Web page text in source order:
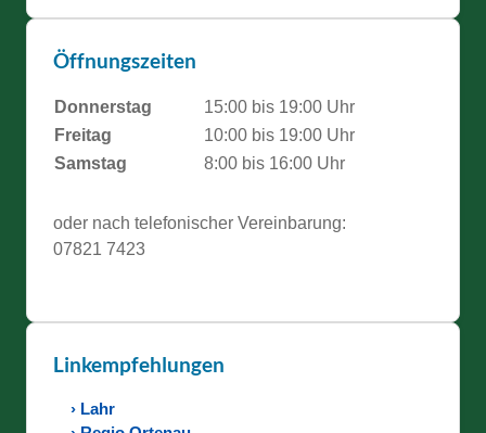
Öffnungszeiten
Donnerstag
15:00 bis 19:00 Uhr
Freitag
10:00 bis 19:00 Uhr
Samstag
8:00 bis 16:00 Uhr
oder nach telefonischer Vereinbarung:
07821 7423
Linkempfehlungen
› Lahr